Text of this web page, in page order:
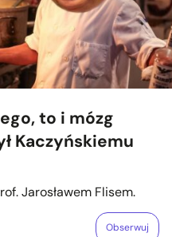
to i mózg
Kaczyńskiemu
Jarosławem Flisem.
Obserwuj